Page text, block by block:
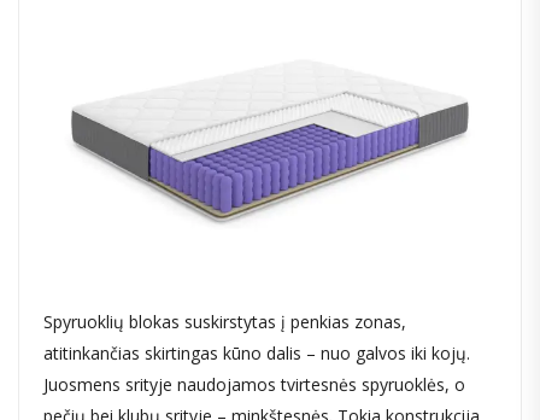
Spyruoklių blokas suskirstytas į penkias zonas,
atitinkančias skirtingas kūno dalis – nuo galvos iki kojų.
Juosmens srityje naudojamos tvirtesnės spyruoklės, o
pečių bei klubų srityje – minkštesnės. Tokia konstrukcija